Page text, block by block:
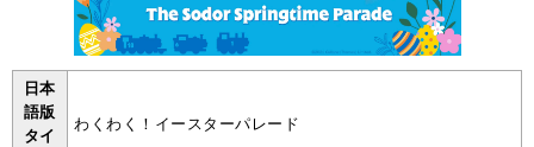
日本
語版
タイ
わくわく！イースターパレード